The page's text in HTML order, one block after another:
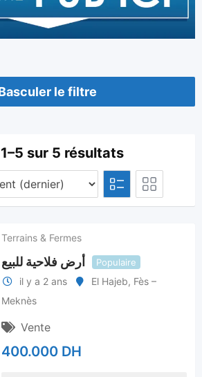
le filtre
sur 5 résultats
Terrains & Fermes
أرض فلاحية للبيع Populaire
il y a 2 ans El Hajeb, Fès –
Meknès
Vente
400.000 DH